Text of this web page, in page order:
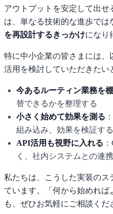
アウトプットを安定して出
は、単なる技術的な進歩では
を再設計するきっかけになり
特に中小企業の皆さまには、
活用を検討していただきたい
今あるルーティン業務を
替できるかを整理する
小さく始めて効果を測る
組み込み、効果を検証する
API活用も視野に入れる
く、社内システムとの連
私たちは、こうした実装のス
ています。「何から始めれ
も、ぜひお気軽にご相談くだ